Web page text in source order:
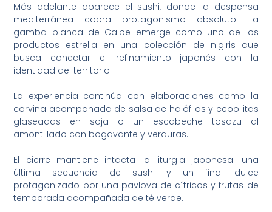
Más adelante aparece el sushi, donde la despensa
mediterránea cobra protagonismo absoluto. La
gamba blanca de Calpe emerge como uno de los
productos estrella en una colección de nigiris que
busca conectar el refinamiento japonés con la
identidad del territorio.
La experiencia continúa con elaboraciones como la
corvina acompañada de salsa de halófilas y cebollitas
glaseadas en soja o un escabeche tosazu al
amontillado con bogavante y verduras.
El cierre mantiene intacta la liturgia japonesa: una
última secuencia de sushi y un final dulce
protagonizado por una pavlova de cítricos y frutas de
temporada acompañada de té verde.